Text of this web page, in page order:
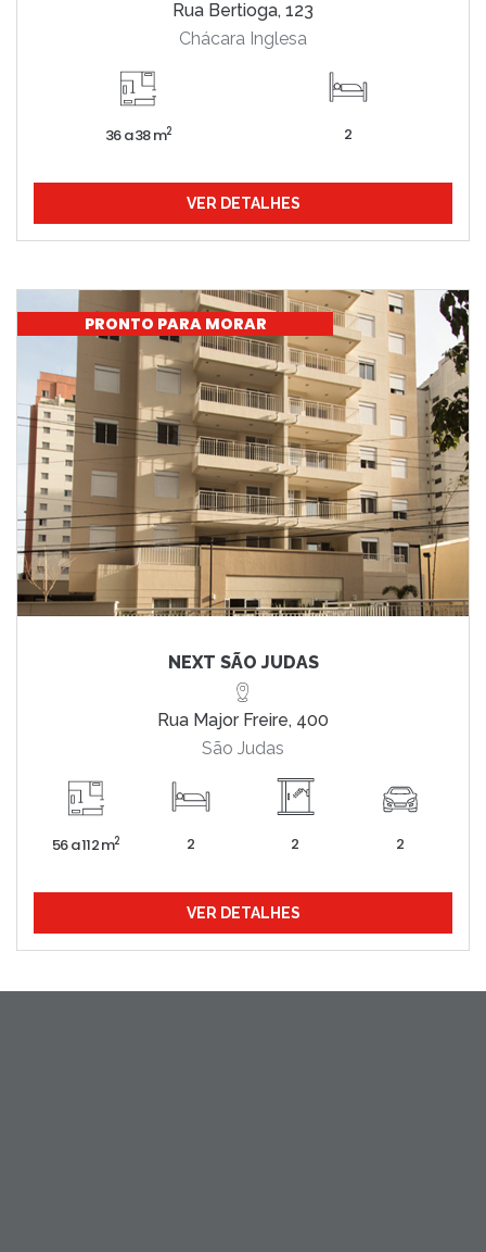
Rua Bertioga, 123
Chácara Inglesa
36 a 38 m2 2
VER DETALHES
PRONTO PARA MORAR
NEXT SÃO JUDAS
Rua Major Freire, 400
São Judas
56 a 112 m2 2 2 2
VER DETALHES